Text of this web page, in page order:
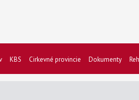
KBS Cirkevné provincie Dokumenty